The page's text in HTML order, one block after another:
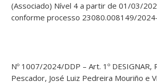
(Associado) Nível 4 a partir de 01/03/
conforme processo 23080.008149/
Nº 1007/2024/DDP – Art. 1º DESIGNAR,
Pescador, José Luiz Pedreira Mouriño e